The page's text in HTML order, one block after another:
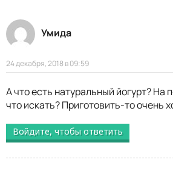
Умида
24 декабря, 2018 в 09:59
А что есть натуральный йогурт? На
что искать? Приготовить-то очень
Войдите, чтобы ответить